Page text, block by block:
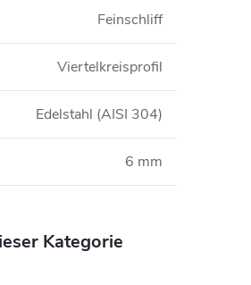
Feinschliff
Viertelkreisprofil
Edelstahl (AISI 304)
6 mm
Kategorie